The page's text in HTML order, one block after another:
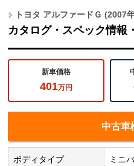
トヨタ アルファードＧ (2007
カタログ・スペック情報
新車価格
401万円
中古車
ボディタイプ ミニ